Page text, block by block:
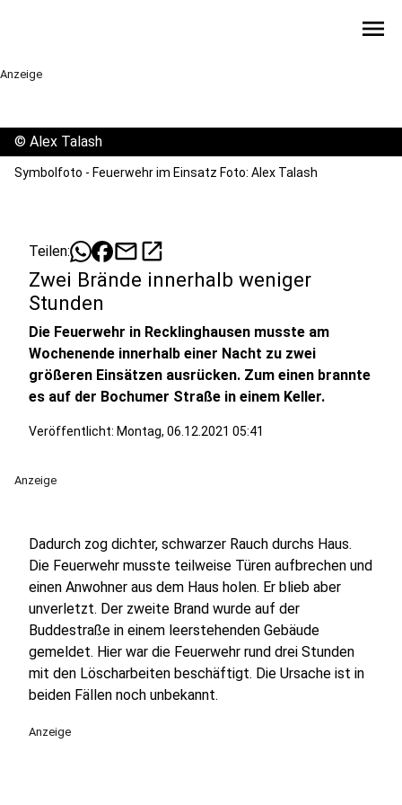
menu
Anzeige
© Alex Talash
Symbolfoto - Feuerwehr im Einsatz Foto: Alex Talash
Teilen: mailopen_in_new
Zwei Brände innerhalb weniger
Stunden
Die Feuerwehr in Recklinghausen musste am
Wochenende innerhalb einer Nacht zu zwei
größeren Einsätzen ausrücken. Zum einen brannte
es auf der Bochumer Straße in einem Keller.
Veröffentlicht: Montag, 06.12.2021 05:41
Anzeige
Dadurch zog dichter, schwarzer Rauch durchs Haus.
Die Feuerwehr musste teilweise Türen aufbrechen und
einen Anwohner aus dem Haus holen. Er blieb aber
unverletzt. Der zweite Brand wurde auf der
Buddestraße in einem leerstehenden Gebäude
gemeldet. Hier war die Feuerwehr rund drei Stunden
mit den Löscharbeiten beschäftigt. Die Ursache ist in
beiden Fällen noch unbekannt.
Anzeige